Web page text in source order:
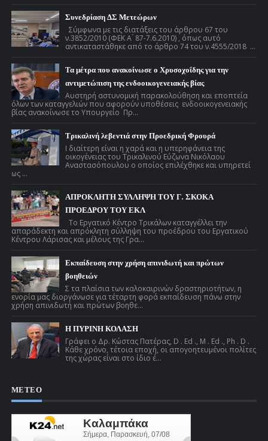
Συνεδρίαση ΔΣ Μετεώρων
Σύμφωνα με τις διατάξεις του άρθρου 67 του
ν.3852/2010 (ΦΕΚ Α ́ 87-7.6.2010) , όπως αυτό
αντικαταστάθηκε από το άρθρο 74 του ν.4555/2018 ...
Τα μέτρα που ανακοίνωσε ο Χρυσοχοΐδης για την
αντιμετώπιση της ενδοοικογενειακής βίας
Αυστηρή αστυνομική παρακολούθηση και εποπτεία
όλων των καταγγελιών που αφορούν υποθέσεις ενδοοικογενειακής
βίας ανακοίνωσε το Υπουργείο Πρ...
Τρικαλινή λεβεντιά στην Προεδρική Φρουρά
Ι διαίτερη είναι η χαρά και η υπερηφάνεια της
οικογένειας του Τρικαλινού Εύζωνα Νικόλαου
Αναστασόπουλου ο οποίος επιλέχθηκε και υπηρετεί
ως ...
ΑΠΡΟΚΛΗΤΗ ΣΥΛΛΗΨΗ ΤΟΥ Γ. ΣΚΟΚΑ
ΠΡΟΕΔΡΟΥ ΤΟΥ ΕΚΛ
Το Εργατικό Κέντρο Τρικάλων καταγγέλλει την
απαράδεκτη και απρόκλητη σύλληψη του προέδρου του Εργατικού
Κέντρου Λάρισας και μέλους της Γρα...
Εκπαίδευση στην χρήση απινιδωτή και πρώτων
βοηθειών
Σ τα πλαίσια των καλοκαιρινών δραστηριοτήτων, η
ενορία μας διοργάνωσε για τέταρτη φορά εκπαίδευση πάνω στην
χρήση απινιδωτή και πρώτων βοηθε...
Η ΠΥΡΙΝΗ ΚΟΛΑΣΗ
Γράφει ο Δρ. Κώστας Πατέρας, D . Ed ., M . Ed ., Ph . D .
Κάθε χρόνο, τέτοια εποχή, οι απογοητευμένοι πολίτες
της χώρας είναι στο ίδιο έ...
ΜΕΤΕΟ